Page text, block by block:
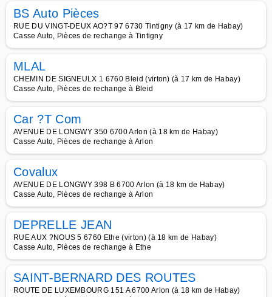
BS Auto Pièces
RUE DU VINGT-DEUX AO?T 97 6730 Tintigny (à 17 km de Habay)
Casse Auto, Pièces de rechange à Tintigny
MLAL
CHEMIN DE SIGNEULX 1 6760 Bleid (virton) (à 17 km de Habay)
Casse Auto, Pièces de rechange à Bleid
Car ?T Com
AVENUE DE LONGWY 350 6700 Arlon (à 18 km de Habay)
Casse Auto, Pièces de rechange à Arlon
Covalux
AVENUE DE LONGWY 398 B 6700 Arlon (à 18 km de Habay)
Casse Auto, Pièces de rechange à Arlon
DEPRELLE JEAN
RUE AUX ?NOUS 5 6760 Ethe (virton) (à 18 km de Habay)
Casse Auto, Pièces de rechange à Ethe
SAINT-BERNARD DES ROUTES
ROUTE DE LUXEMBOURG 151 A 6700 Arlon (à 18 km de Habay)